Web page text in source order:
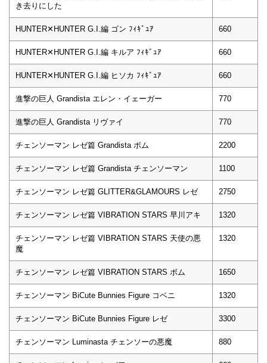
き去りにした
HUNTER✕HUNTER G.I.編 ゴン ﾌｨｷﾞｭｱ 660
HUNTER✕HUNTER G.I.編 キルア ﾌｨｷﾞｭｱ 660
HUNTER✕HUNTER G.I.編 ヒソカ ﾌｨｷﾞｭｱ 660
進撃の巨人 Grandista エレン・イェーガー 770
進撃の巨人 Grandista リヴァイ 770
チェンソーマン レゼ篇 Grandista ボム 2200
チェンソーマン レゼ篇 Grandista チェンソーマン 1100
チェンソーマン レゼ篇 GLITTER&GLAMOURS レゼ 2750
チェンソーマン レゼ篇 VIBRATION STARS 早川アキ 1320
チェンソーマン レゼ篇 VIBRATION STARS 天使の悪
魔
1320
チェンソーマン レゼ篇 VIBRATION STARS ボム 1650
チェンソーマン BiCute Bunnies Figure コベニ 1320
チェンソーマン BiCute Bunnies Figure レゼ 3300
チェンソーマン Luminasta チェンソーの悪魔 880